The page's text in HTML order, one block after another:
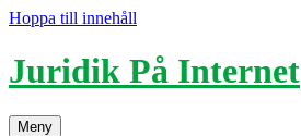
Hoppa till innehåll
Juridik På Internet
Meny